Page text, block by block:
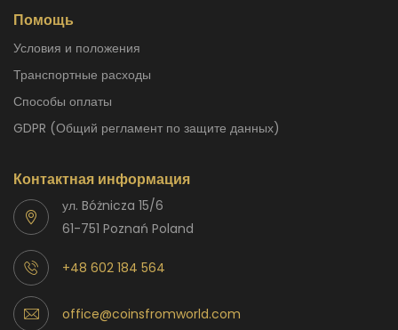
Помощь
Условия и положения
Транспортные расходы
способы оплаты
GDPR (Общий регламент по защите данных)
Контактная информация
ул. Bóżnicza 15/6
61-751 Poznań Poland
+48 602 184 564
office@coinsfromworld.com